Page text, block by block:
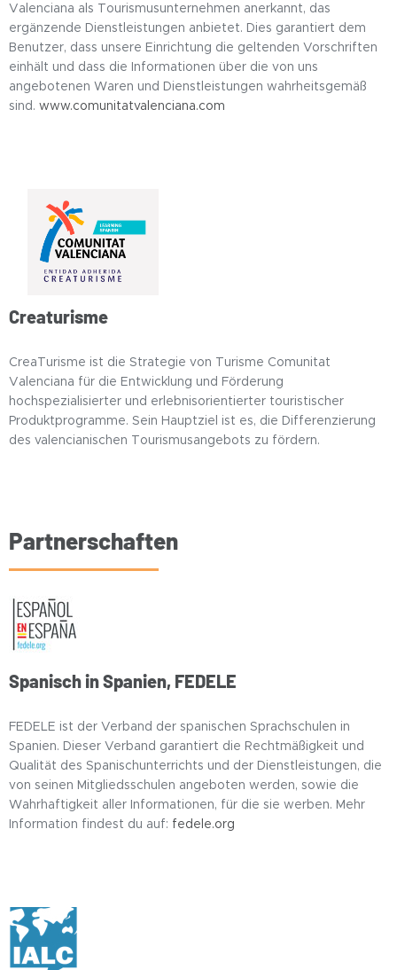
Valenciana als Tourismusunternehmen anerkannt, das
ergänzende Dienstleistungen anbietet. Dies garantiert dem
Benutzer, dass unsere Einrichtung die geltenden Vorschriften
einhält und dass die Informationen über die von uns
angebotenen Waren und Dienstleistungen wahrheitsgemäß
sind. www.comunitatvalenciana.com
Creaturisme
CreaTurisme ist die Strategie von Turisme Comunitat
Valenciana für die Entwicklung und Förderung
hochspezialisierter und erlebnisorientierter touristischer
Produktprogramme. Sein Hauptziel ist es, die Differenzierung
des valencianischen Tourismusangebots zu fördern.
Partnerschaften
Spanisch in Spanien, FEDELE
FEDELE ist der Verband der spanischen Sprachschulen in
Spanien. Dieser Verband garantiert die Rechtmäßigkeit und
Qualität des Spanischunterrichts und der Dienstleistungen, die
von seinen Mitgliedsschulen angeboten werden, sowie die
Wahrhaftigkeit aller Informationen, für die sie werben. Mehr
Information findest du auf: fedele.org